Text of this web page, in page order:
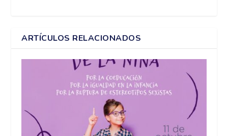
ARTÍCULOS RELACIONADOS